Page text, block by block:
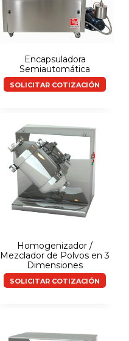
Encapsuladora
Semiautomática
SOLICITAR COTIZACIÓN
Homogenizador /
Mezclador de Polvos en 3
Dimensiones
SOLICITAR COTIZACIÓN